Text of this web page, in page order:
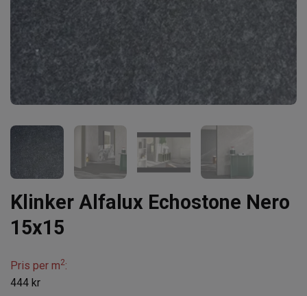
Klinker Alfalux Echostone Nero
15x15
Pris per m2:
444 kr